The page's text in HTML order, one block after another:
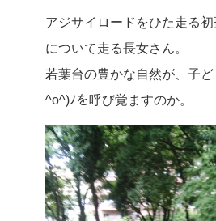
アジサイロードをひた走る
について走る長女さん。
若葉台の豊かな自然が、子
^o^)ﾉを呼び覚ますのか。